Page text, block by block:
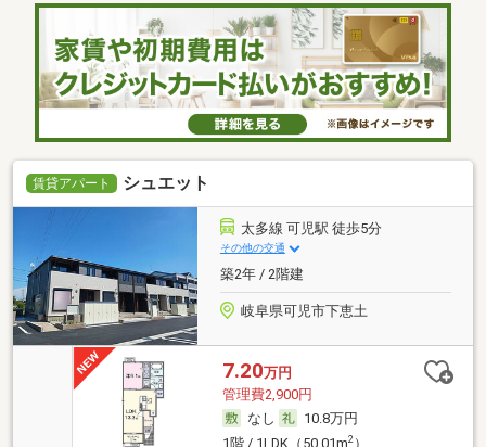
賃貸アパート シュエット
太多線 可児駅 徒歩5分
その他の交通
築2年 / 2階建
岐阜県可児市下恵土
7.20万円
管理費2,900円
なし
10.8万円
2